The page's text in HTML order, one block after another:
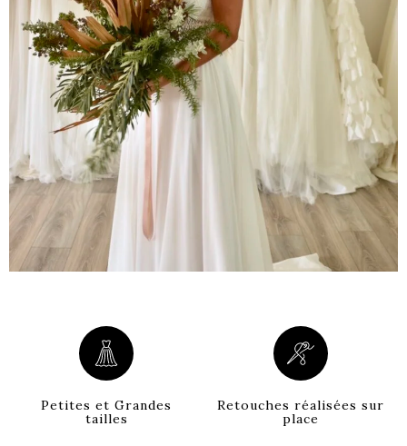
Petites et Grandes
tailles
Retouches réalisées sur
place